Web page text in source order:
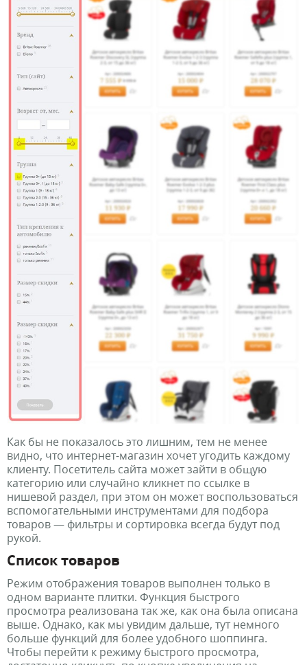
Как бы не показалось это лишним, тем не менее
видно, что интернет-магазин хочет угодить каждому
клиенту. Посетитель сайта может зайти в общую
категорию или случайно кликнет по ссылке в
нишевой раздел, при этом он может воспользоваться
вспомогательными инструментами для подбора
товаров — фильтры и сортировка всегда будут под
рукой.
Список товаров
Режим отображения товаров выполнен только в
одном варианте плитки. Функция быстрого
просмотра реализована так же, как она была описана
выше. Однако, как мы увидим дальше, тут немного
больше функций для более удобного шоппинга.
Чтобы перейти к режиму быстрого просмотра,